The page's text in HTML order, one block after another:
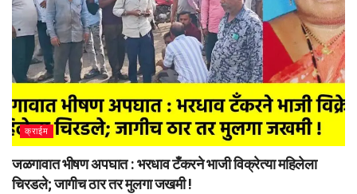
क्राईम
जळगावात भीषण अपघात : भरधाव टँकरने भाजी विक्रेत्या महिलेला
चिरडले; जागीच ठार तर मुलगा जखमी !